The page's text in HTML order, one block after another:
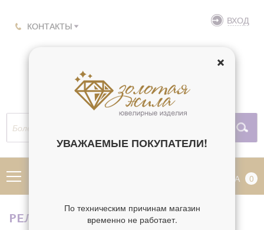
КОНТАКТЫ ВХОД
КОРЗИНА 0
РЕЛИГИЯ ДАРЬЯ
УВАЖАЕМЫЕ ПОКУПАТЕЛИ!
По техническим причинам магазин
временно не работает.